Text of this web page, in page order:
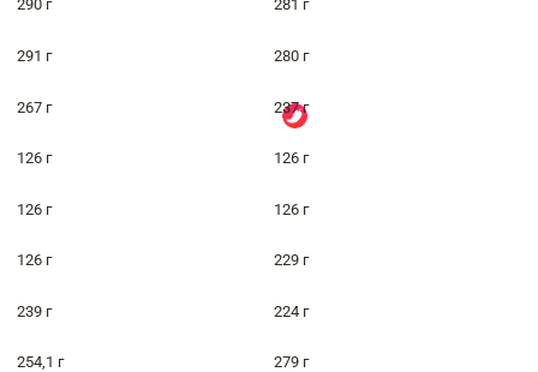
290 г 281 г
291 г 280 г
267 г 237 г
126 г 126 г
126 г 126 г
126 г 229 г
239 г 224 г
254,1 г 279 г